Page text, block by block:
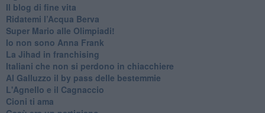
Il blog di fine vita
​Ridatemi l’Acqua Berva
Super Mario alle Olimpiadi!
Io non sono Anna Frank
​La Jihad in franchising
Italiani che non si perdono in chiacchiere
Al Galluzzo il by pass delle bestemmie
L'Agnello e il Cagnaccio
Cioni ti ama